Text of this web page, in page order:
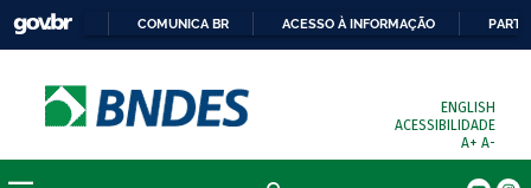
COMUNICA BR ACESSO À INFORMAÇÃO
ENGLISH
ACESSIBILIDADE
A+ A-